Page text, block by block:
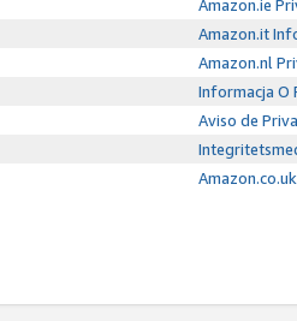
Amazon.ie
Amazon.it
Amazon.nl
Informacja O
Aviso de